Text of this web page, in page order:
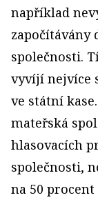
například
započítávány
společnosti.
vyvíjí nejvíce
ve státní
mateřská
hlasovacích
společnosti,
na 50